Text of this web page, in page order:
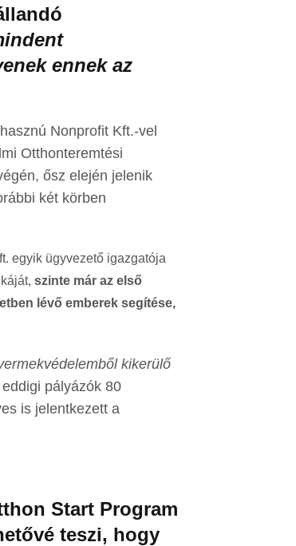
ennek az
Nonprofit Kft.-vel
Otthonteremtési
ősz elején jelenik
két körben
egyik ügyvezető igazgatója
szinte már az első
lévő emberek segítése,
kikerülő
pályázók 80
is jelentkezett a
Start Program
teszi, hogy